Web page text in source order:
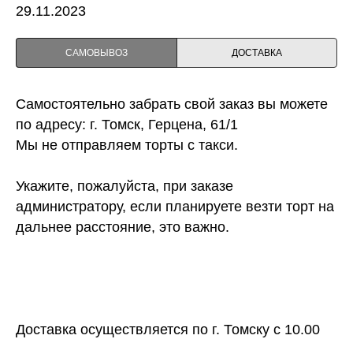
29.11.2023
САМОВЫВОЗ ДОСТАВКА
Самостоятельно забрать свой заказ вы можете
по адресу: г. Томск, Герцена, 61/1
Мы не отправляем торты с такси.
Укажите, пожалуйста, при заказе
администратору, если планируете везти торт на
дальнее расстояние, это важно.
Доставка осуществляется по г. Томску с 10.00